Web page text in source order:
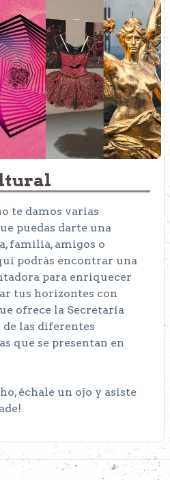
te damos varias
puedas darte una
familia, amigos o
podrás encontrar una
para enriquecer
tus horizontes con
ofrece la Secretaría
las diferentes
que se presentan en
échale un ojo y asiste